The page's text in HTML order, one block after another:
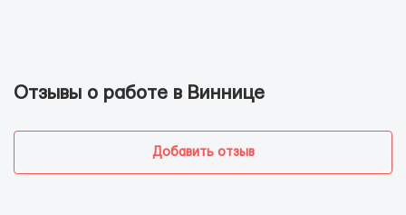
Отзывы о работе в Виннице
Добавить отзыв